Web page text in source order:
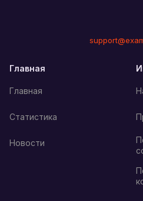
Главная
Главная
Статистика
Новости